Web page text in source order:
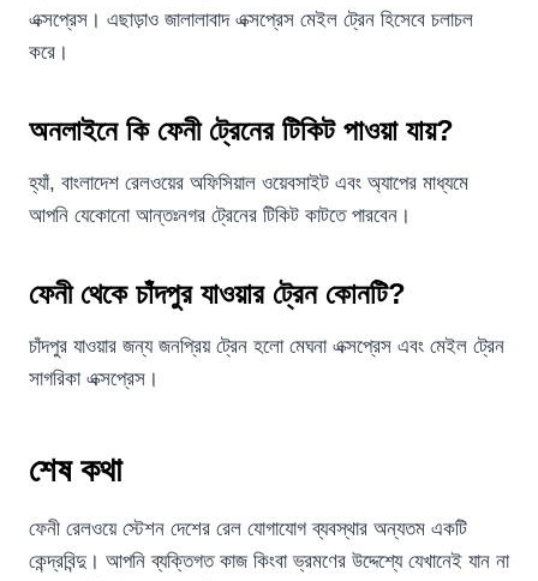
এক্সপ্রেস। এছাড়াও জালালাবাদ এক্সপ্রেস মেইল ট্রেন হিসেবে চলাচল
করে।
অনলাইনে কি ফেনী ট্রেনের টিকিট পাওয়া যায়?
হ্যাঁ, বাংলাদেশ রেলওয়ের অফিসিয়াল ওয়েবসাইট এবং অ্যাপের মাধ্যমে
আপনি যেকোনো আন্তঃনগর ট্রেনের টিকিট কাটতে পারবেন।
ফেনী থেকে চাঁদপুর যাওয়ার ট্রেন কোনটি?
চাঁদপুর যাওয়ার জন্য জনপ্রিয় ট্রেন হলো মেঘনা এক্সপ্রেস এবং মেইল ট্রেন
সাগরিকা এক্সপ্রেস।
শেষ কথা
ফেনী রেলওয়ে স্টেশন দেশের রেল যোগাযোগ ব্যবস্থার অন্যতম একটি
কেন্দ্রবিন্দু। আপনি ব্যক্তিগত কাজ কিংবা ভ্রমণের উদ্দেশ্যে যেখানেই যান না